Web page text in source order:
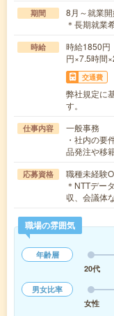
期間
8月～就業
＊長期就業
時給
時給1850
円×7.5時間
交通費
弊社規定に
す。
仕事内容
一般事務
・社内の要
品発注や移
応募資格
職種未経験
＊NTTデー
収、会議体
職場の雰囲気
年齢層
20代
男女比率
女性